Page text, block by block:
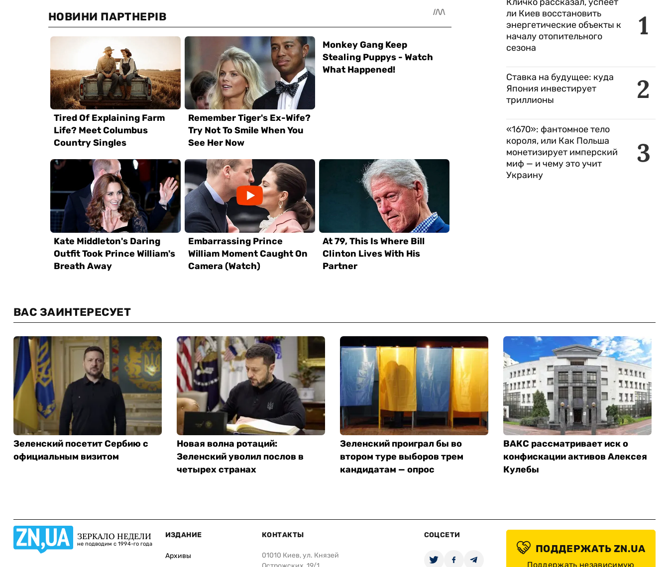
1
ли Киев восстановить
энергетические объекты к
началу отопительного
сезона
2
Ставка на будущее: куда
Япония инвестирует
триллионы
3
«1670»: фантомное тело
короля, или Как Польша
монетизирует имперский
миф — и чему это учит
Украину
ВАС ЗАИНТЕРЕСУЕТ
Зеленский посетит Сербию с
официальным визитом
Новая волна ротаций:
Зеленский уволил послов в
четырех странах
Зеленский проиграл бы во
втором туре выборов трем
кандидатам — опрос
ВАКС рассматривает иск о
конфискации активов Алексея
Кулебы
ЗЕРКАЛО НЕДЕЛИ
не подводим с 1994-го года
ИЗДАНИЕ
Архивы
КОНТАКТЫ
01010 Киев, ул. Князей
СОЦСЕТИ
ПОДДЕРЖАТЬ ZN.UA
Поддержать независимую